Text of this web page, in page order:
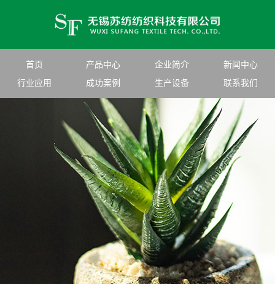
首页 产品中心 企业简介
新闻中心
行业应用
成功案例 生产设备 联系我们